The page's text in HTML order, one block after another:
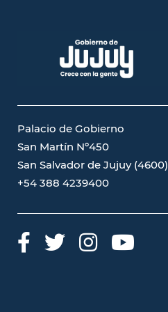
Palacio de Gobierno
San Martín Nº450
San Salvador de Jujuy (4600)
+54 388 4239400